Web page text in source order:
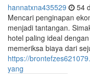
hannatxna435529 54
Mencari penginapan
menjadi tantangan.
hotel paling ideal
memeriksa biaya dari
https://
yang